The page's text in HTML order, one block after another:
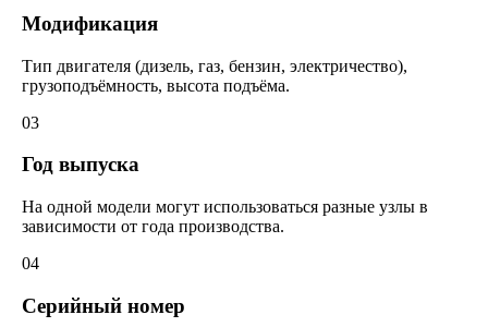
Модификация
Тип двигателя (дизель, газ, бензин, электричество),
грузоподъёмность, высота подъёма.
03
Год выпуска
На одной модели могут использоваться разные узлы в
зависимости от года производства.
04
Серийный номер